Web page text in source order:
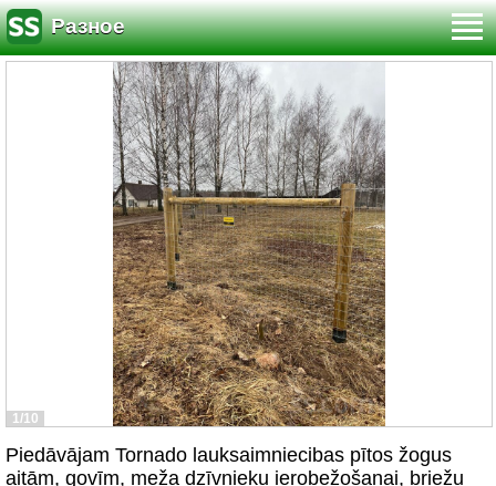
Разное
1/10
Piedāvājam Tornado lauksaimniecibas pītos žogus
aitām, govīm, meža dzīvnieku ierobežošanai, briežu